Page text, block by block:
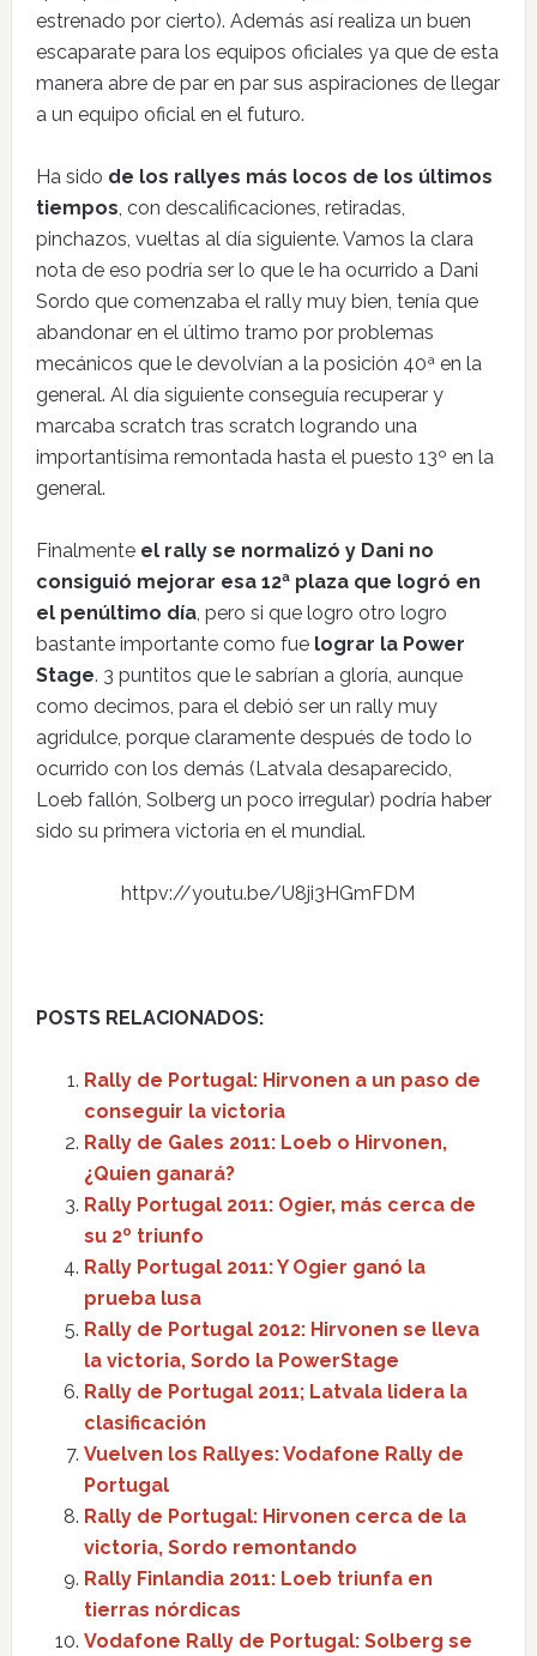
estrenado por cierto). Además así realiza un buen
escaparate para los equipos oficiales ya que de esta
manera abre de par en par sus aspiraciones de llegar
a un equipo oficial en el futuro.
Ha sido de los rallyes más locos de los últimos
tiempos, con descalificaciones, retiradas,
pinchazos, vueltas al día siguiente. Vamos la clara
nota de eso podría ser lo que le ha ocurrido a Dani
Sordo que comenzaba el rally muy bien, tenía que
abandonar en el último tramo por problemas
mecánicos que le devolvían a la posición 40ª en la
general. Al día siguiente conseguía recuperar y
marcaba scratch tras scratch logrando una
importantísima remontada hasta el puesto 13º en la
general.
Finalmente el rally se normalizó y Dani no
consiguió mejorar esa 12ª plaza que logró en
el penúltimo día, pero si que logro otro logro
bastante importante como fue lograr la Power
Stage. 3 puntitos que le sabrían a gloría, aunque
como decimos, para el debió ser un rally muy
agridulce, porque claramente después de todo lo
ocurrido con los demás (Latvala desaparecido,
Loeb fallón, Solberg un poco irregular) podría haber
sido su primera victoria en el mundial.
httpv://youtu.be/U8ji3HGmFDM
POSTS RELACIONADOS:
Rally de Portugal: Hirvonen a un paso de
conseguir la victoria
Rally de Gales 2011: Loeb o Hirvonen,
¿Quien ganará?
Rally Portugal 2011: Ogier, más cerca de
su 2º triunfo
Rally Portugal 2011: Y Ogier ganó la
prueba lusa
Rally de Portugal 2012: Hirvonen se lleva
la victoria, Sordo la PowerStage
Rally de Portugal 2011; Latvala lidera la
clasificación
Vuelven los Rallyes: Vodafone Rally de
Portugal
Rally de Portugal: Hirvonen cerca de la
victoria, Sordo remontando
Rally Finlandia 2011: Loeb triunfa en
tierras nórdicas
Vodafone Rally de Portugal: Solberg se